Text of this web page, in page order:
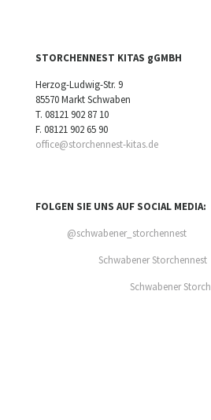
STORCHENNEST KITAS gGMBH
Herzog-Ludwig-Str. 9
85570 Markt Schwaben
T. 08121 902 87 10
F. 08121 902 65 90
office@storchennest-kitas.de
FOLGEN SIE UNS AUF SOCIAL MEDIA:
@schwabener_storchennest
Schwabener Storchennest
Schwabener